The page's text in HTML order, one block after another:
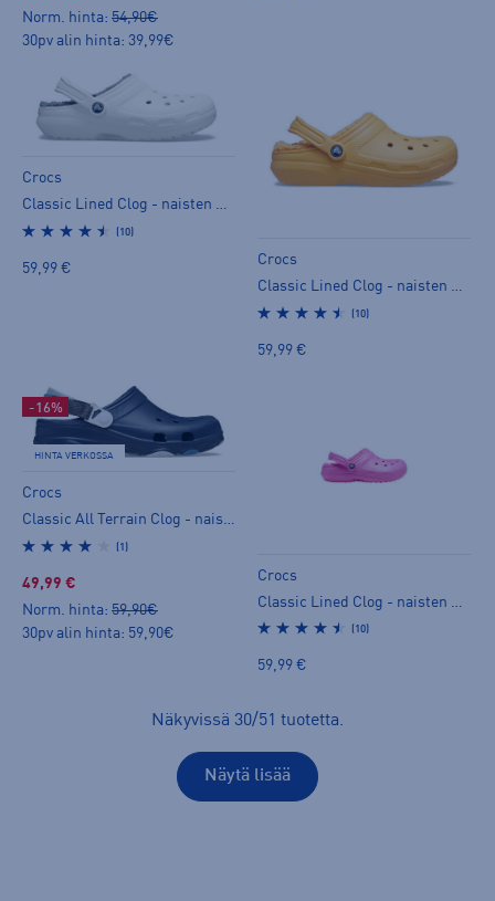
Norm. hinta: 54,90€
30pv alin hinta: 39,99€
Crocs
Classic Lined Clog - naisten pistokassandaalit
(10)
59,99 €
Crocs
Classic Lined Clog - naisten pistokassandaalit
(10)
59,99 €
-16%
HINTA VERKOSSA
Crocs
Classic All Terrain Clog - naisten pistokassandaalit
(1)
49,99 €
Norm. hinta: 59,90€
30pv alin hinta: 59,90€
Crocs
(10)
59,99 €
Näkyvissä 30/51 tuotetta.
Näytä lisää